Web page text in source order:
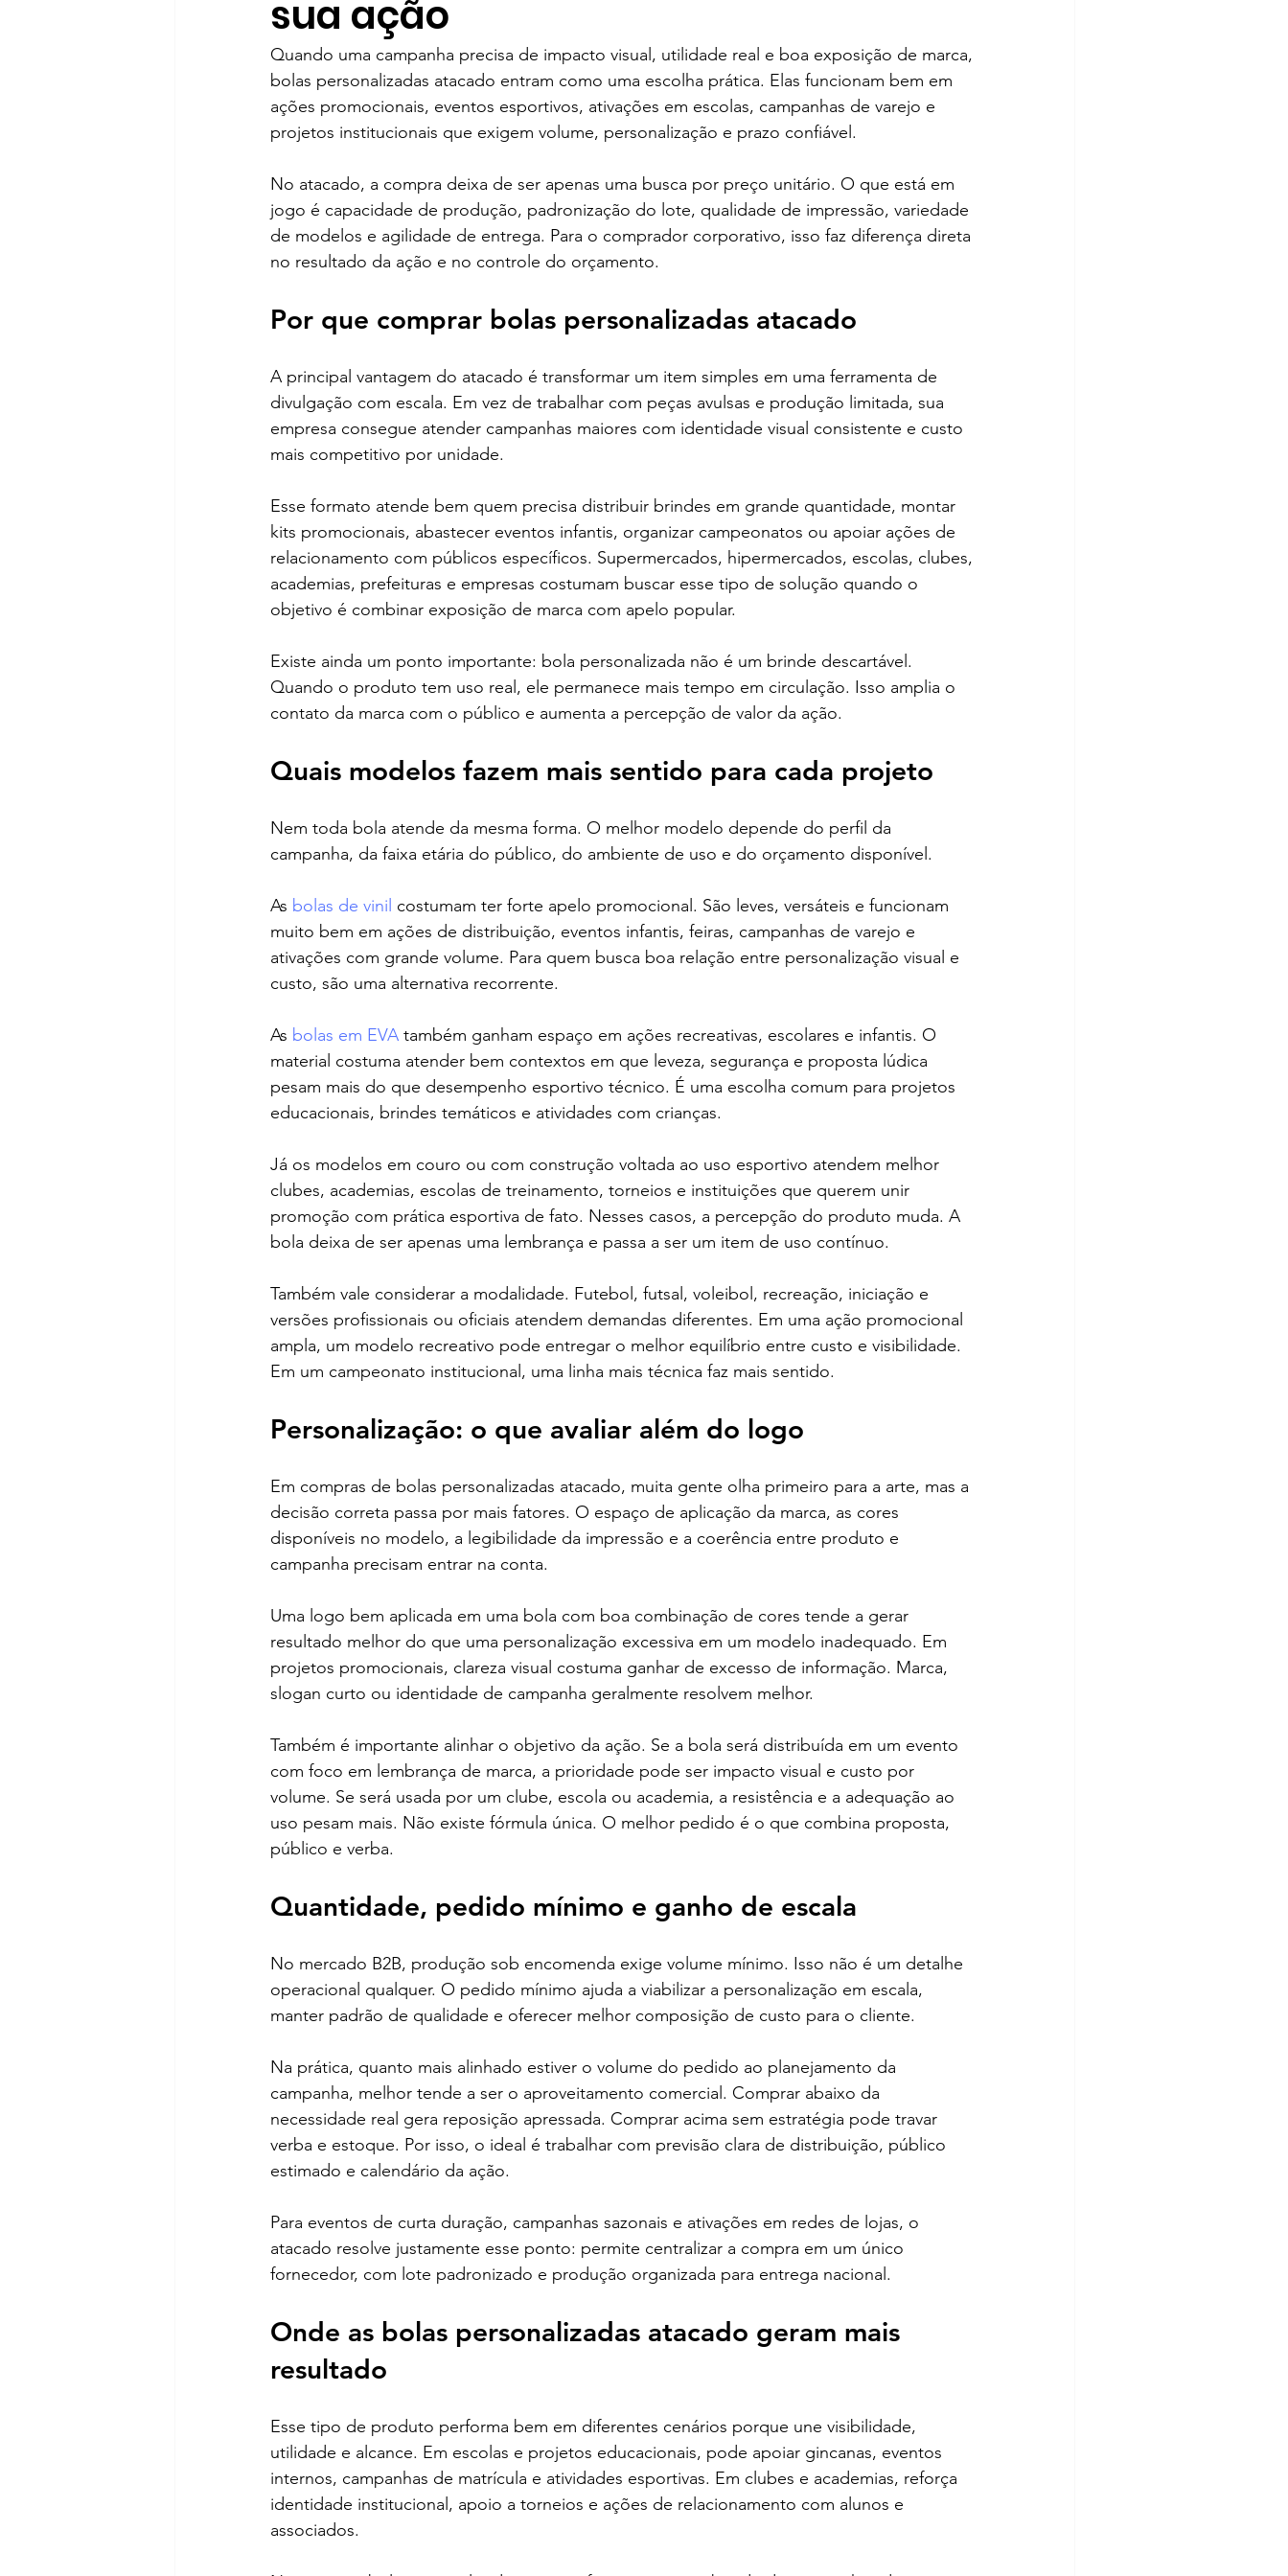
sua ação
Quando uma campanha precisa de impacto visual, utilidade real e boa exposição de marca,
bolas personalizadas atacado entram como uma escolha prática. Elas funcionam bem em
ações promocionais, eventos esportivos, ativações em escolas, campanhas de varejo e
projetos institucionais que exigem volume, personalização e prazo confiável.
No atacado, a compra deixa de ser apenas uma busca por preço unitário. O que está em
jogo é capacidade de produção, padronização do lote, qualidade de impressão, variedade
de modelos e agilidade de entrega. Para o comprador corporativo, isso faz diferença direta
no resultado da ação e no controle do orçamento.
Por que comprar bolas personalizadas atacado
A principal vantagem do atacado é transformar um item simples em uma ferramenta de
divulgação com escala. Em vez de trabalhar com peças avulsas e produção limitada, sua
empresa consegue atender campanhas maiores com identidade visual consistente e custo
mais competitivo por unidade.
Esse formato atende bem quem precisa distribuir brindes em grande quantidade, montar
kits promocionais, abastecer eventos infantis, organizar campeonatos ou apoiar ações de
relacionamento com públicos específicos. Supermercados, hipermercados, escolas, clubes,
academias, prefeituras e empresas costumam buscar esse tipo de solução quando o
objetivo é combinar exposição de marca com apelo popular.
Existe ainda um ponto importante: bola personalizada não é um brinde descartável.
Quando o produto tem uso real, ele permanece mais tempo em circulação. Isso amplia o
contato da marca com o público e aumenta a percepção de valor da ação.
Quais modelos fazem mais sentido para cada projeto
Nem toda bola atende da mesma forma. O melhor modelo depende do perfil da
campanha, da faixa etária do público, do ambiente de uso e do orçamento disponível.
As bolas de vinil costumam ter forte apelo promocional. São leves, versáteis e funcionam
muito bem em ações de distribuição, eventos infantis, feiras, campanhas de varejo e
ativações com grande volume. Para quem busca boa relação entre personalização visual e
custo, são uma alternativa recorrente.
As bolas em EVA também ganham espaço em ações recreativas, escolares e infantis. O
material costuma atender bem contextos em que leveza, segurança e proposta lúdica
pesam mais do que desempenho esportivo técnico. É uma escolha comum para projetos
educacionais, brindes temáticos e atividades com crianças.
Já os modelos em couro ou com construção voltada ao uso esportivo atendem melhor
clubes, academias, escolas de treinamento, torneios e instituições que querem unir
promoção com prática esportiva de fato. Nesses casos, a percepção do produto muda. A
bola deixa de ser apenas uma lembrança e passa a ser um item de uso contínuo.
Também vale considerar a modalidade. Futebol, futsal, voleibol, recreação, iniciação e
versões profissionais ou oficiais atendem demandas diferentes. Em uma ação promocional
ampla, um modelo recreativo pode entregar o melhor equilíbrio entre custo e visibilidade.
Em um campeonato institucional, uma linha mais técnica faz mais sentido.
Personalização: o que avaliar além do logo
Em compras de bolas personalizadas atacado, muita gente olha primeiro para a arte, mas a
decisão correta passa por mais fatores. O espaço de aplicação da marca, as cores
disponíveis no modelo, a legibilidade da impressão e a coerência entre produto e
campanha precisam entrar na conta.
Uma logo bem aplicada em uma bola com boa combinação de cores tende a gerar
resultado melhor do que uma personalização excessiva em um modelo inadequado. Em
projetos promocionais, clareza visual costuma ganhar de excesso de informação. Marca,
slogan curto ou identidade de campanha geralmente resolvem melhor.
Também é importante alinhar o objetivo da ação. Se a bola será distribuída em um evento
com foco em lembrança de marca, a prioridade pode ser impacto visual e custo por
volume. Se será usada por um clube, escola ou academia, a resistência e a adequação ao
uso pesam mais. Não existe fórmula única. O melhor pedido é o que combina proposta,
público e verba.
Quantidade, pedido mínimo e ganho de escala
No mercado B2B, produção sob encomenda exige volume mínimo. Isso não é um detalhe
operacional qualquer. O pedido mínimo ajuda a viabilizar a personalização em escala,
manter padrão de qualidade e oferecer melhor composição de custo para o cliente.
Na prática, quanto mais alinhado estiver o volume do pedido ao planejamento da
campanha, melhor tende a ser o aproveitamento comercial. Comprar abaixo da
necessidade real gera reposição apressada. Comprar acima sem estratégia pode travar
verba e estoque. Por isso, o ideal é trabalhar com previsão clara de distribuição, público
estimado e calendário da ação.
Para eventos de curta duração, campanhas sazonais e ativações em redes de lojas, o
atacado resolve justamente esse ponto: permite centralizar a compra em um único
fornecedor, com lote padronizado e produção organizada para entrega nacional.
Onde as bolas personalizadas atacado geram mais
resultado
Esse tipo de produto performa bem em diferentes cenários porque une visibilidade,
utilidade e alcance. Em escolas e projetos educacionais, pode apoiar gincanas, eventos
internos, campanhas de matrícula e atividades esportivas. Em clubes e academias, reforça
identidade institucional, apoio a torneios e ações de relacionamento com alunos e
associados.